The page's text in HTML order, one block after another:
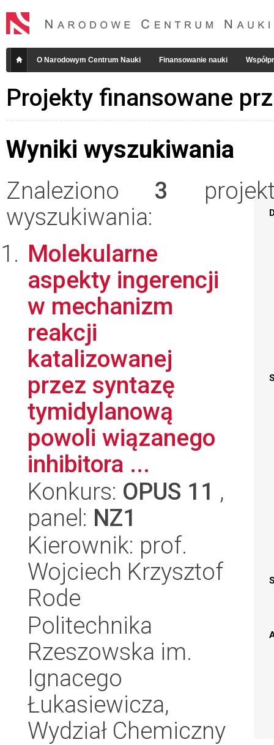
O Narodowym Centrum Nauki Finansowanie nauki
Projekty finansowane
Wyniki wyszukiwania
Znaleziono 3
wyszukiwania:
Molekularne
aspekty ingerencji
w mechanizm
reakcji
katalizowanej
przez syntazę
tymidylanową
powoli wiązanego
inhibitora ...
Konkurs: OPUS 11 ,
panel: NZ1
Kierownik: prof.
Wojciech Krzysztof
Rode
Politechnika
Rzeszowska im.
Ignacego
Łukasiewicza,
Wydział Chemiczny